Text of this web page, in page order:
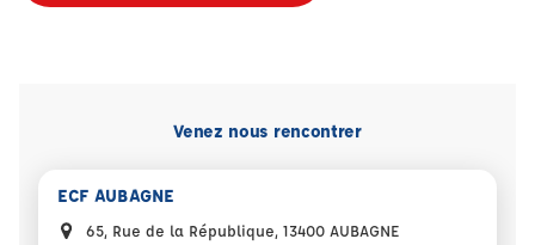
Venez nous rencontrer
ECF AUBAGNE
65, Rue de la République, 13400 AUBAGNE